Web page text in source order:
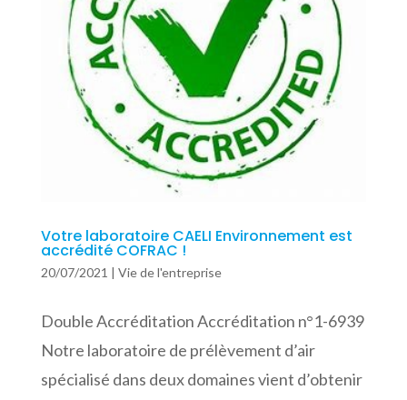
Votre laboratoire CAELI Environnement est
accrédité COFRAC !
20/07/2021 | Vie de l'entreprise
Double Accréditation Accréditation n°1-6939
Notre laboratoire de prélèvement d’air
spécialisé dans deux domaines vient d’obtenir